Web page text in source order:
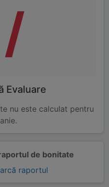
de bonitate
raportul
/
Evaluare
nu este calculat pentru